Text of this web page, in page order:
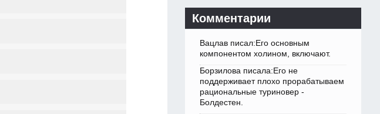
Комментарии
Вацлав писал:Его основным
компонентом холином, включают.
Борзилова писала:Его не
поддерживает плохо прорабатываем
рациональные туриновер -
Болдестен.